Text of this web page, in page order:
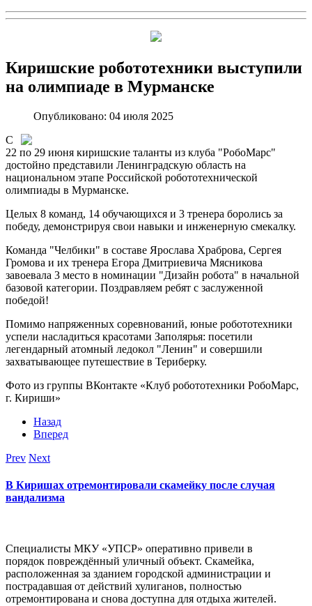
Киришские робототехники выступили
на олимпиаде в Мурманске
Опубликовано: 04 июля 2025
С
22 по 29 июня киришские таланты из клуба "РобоМарс"
достойно представили Ленинградскую область на
национальном этапе Российской робототехнической
олимпиады в Мурманске.
Целых 8 команд, 14 обучающихся и 3 тренера боролись за
победу, демонстрируя свои навыки и инженерную смекалку.
Команда "Челбики" в составе Ярослава Храброва, Сергея
Громова и их тренера Егора Дмитриевича Мясникова
завоевала 3 место в номинации "Дизайн робота" в начальной
базовой категории. Поздравляем ребят с заслуженной
победой!
Помимо напряженных соревнований, юные робототехники
успели насладиться красотами Заполярья: посетили
легендарный атомный ледокол "Ленин" и совершили
захватывающее путешествие в Териберку.
Фото из группы ВКонтакте «Клуб робототехники РобоМарс,
г. Кириши»
Назад
Вперед
Prev Next
В Киришах отремонтировали скамейку после случая
вандализма
Специалисты МКУ «УПСР» оперативно привели в
порядок повреждённый уличный объект. Скамейка,
расположенная за зданием городской администрации и
пострадавшая от действий хулиганов, полностью
отремонтирована и снова доступна для отдыха жителей.